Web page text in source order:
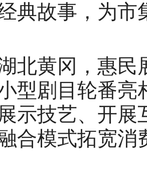
典故事，为市
黄冈，惠民
型剧目轮番亮
示技艺、开展
合模式拓宽消